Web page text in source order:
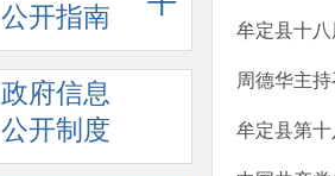
公开指南
政府信息
公开制度
牟定县十
周德华主
牟定县第